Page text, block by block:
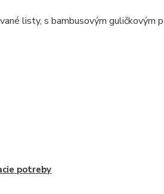
listy, s bambusovým guličkovým
potreby